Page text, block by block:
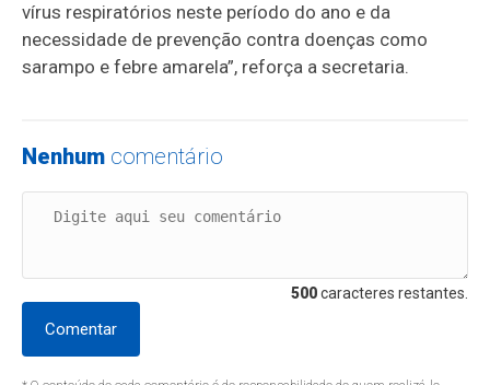
vírus respiratórios neste período do ano e da
necessidade de prevenção contra doenças como
sarampo e febre amarela”, reforça a secretaria.
Nenhum comentário
500caracteres restantes.
Comentar